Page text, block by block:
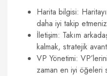
Harita bilgisi:
daha iyi takip
İletişim: Takım
kalmak, stratejik
VP Yönetimi:
zaman en iyi öğeleri